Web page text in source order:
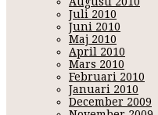
Juli 2010
Juni 2010
Maj 2010
April 2010
Mars 2010
Februari 2010
Januari 2010
December 2009